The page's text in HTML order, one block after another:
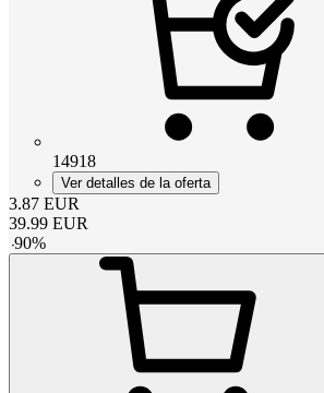
14918
Ver detalles de la oferta
3.87 EUR
39.99 EUR
-90%